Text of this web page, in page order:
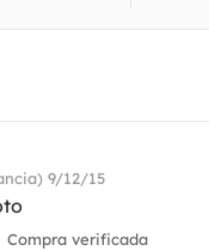
9/12/15
Compra verificada